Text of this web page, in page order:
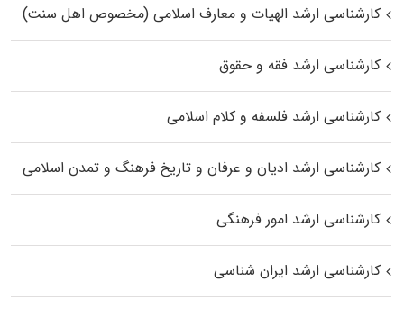
کارشناسی ارشد الهیات و معارف اسلامی (مخصوص اهل سنت)
کارشناسی ارشد فقه و حقوق
کارشناسی ارشد فلسفه و کلام اسلامی
کارشناسی ارشد ادیان و عرفان و تاریخ فرهنگ و تمدن اسلامی
کارشناسی ارشد امور فرهنگی
کارشناسی ارشد ایران شناسی